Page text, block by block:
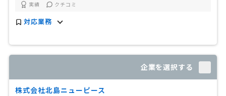
実績 クチコミ
対応業務
企業を選択する
株式会社北島ニューピース